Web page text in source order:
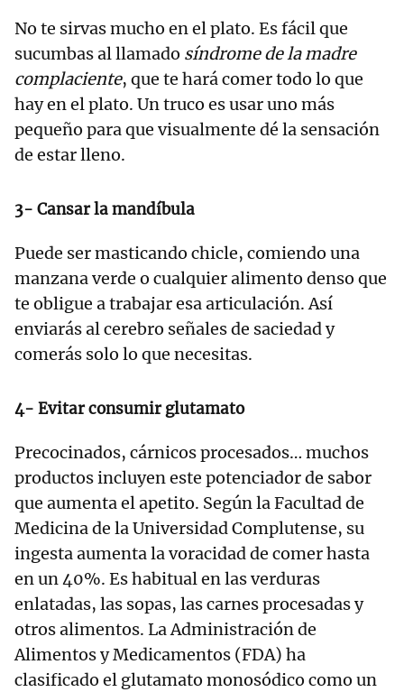
No te sirvas mucho en el plato. Es fácil que
sucumbas al llamado síndrome de la madre
complaciente, que te hará comer todo lo que
hay en el plato. Un truco es usar uno más
pequeño para que visualmente dé la sensación
de estar lleno.
3- Cansar la mandíbula
Puede ser masticando chicle, comiendo una
manzana verde o cualquier alimento denso que
te obligue a trabajar esa articulación. Así
enviarás al cerebro señales de saciedad y
comerás solo lo que necesitas.
4- Evitar consumir glutamato
Precocinados, cárnicos procesados… muchos
productos incluyen este potenciador de sabor
que aumenta el apetito. Según la Facultad de
Medicina de la Universidad Complutense, su
ingesta aumenta la voracidad de comer hasta
en un 40%. Es habitual en las verduras
enlatadas, las sopas, las carnes procesadas y
otros alimentos. La Administración de
Alimentos y Medicamentos (FDA) ha
clasificado el glutamato monosódico como un